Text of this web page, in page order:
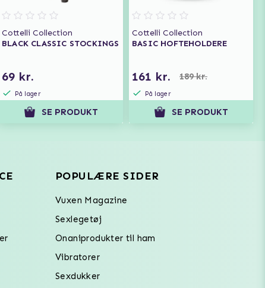
Cottelli Collection
BLACK CLASSIC STOCKINGS
69 kr.
På lager
SE PRODUKT
Cottelli Collection
BASIC HOFTEHOLDERE
161 kr. 189 kr.
På lager
SE PRODUKT
POPULÆRE SIDER
Vuxen Magazine
Sexlegetøj
Onaniprodukter til ham
Vibratorer
Sexdukker